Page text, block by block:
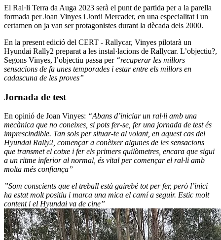
El Ral·li Terra da Auga 2023 serà el punt de partida per a la parella
formada per Joan Vinyes i Jordi Mercader, en una especialitat i un
certamen on ja van ser protagonistes durant la dècada dels 2000.
En la present edició del CERT - Rallycar, Vinyes pilotarà un
Hyundai Rally2 preparat a les instal·lacions de Rallycar. L’objectiu?,
Segons Vinyes, l’objectiu passa per “recuperar les millors
sensacions de fa unes temporades i estar entre els millors en
cadascuna de les proves”
Jornada de test
En opinió de Joan Vinyes: “Abans d’iniciar un ral·li amb una
mecànica que no coneixes, si pots fer-se, fer una jornada de test és
imprescindible. Tan sols per situar-te al volant, en aquest cas del
Hyundai Rally2, començar a conèixer algunes de les sensacions
que transmet el cotxe i fer els primers quilòmetres, encara que sigui
a un ritme inferior al normal, és vital per començar el ral·li amb
molta més confiança”
”Som conscients que el treball està gairebé tot per fer, però l’inici
ha estat molt positiu i marca una mica el camí a seguir. Estic molt
content i el Hyundai va de cine”